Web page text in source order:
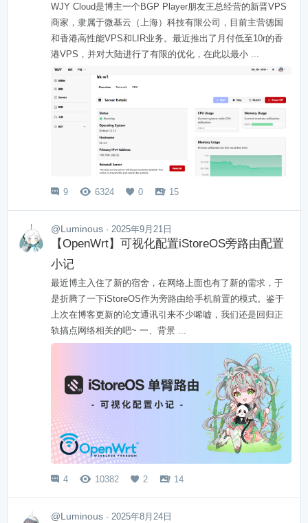
WJY Cloud是博主一个BGP Player朋友王总经营的新晋VPS
商家，隶属于微基云（上海）科技有限公司，目前主营德国
和香港高性能VPS和LIR业务。最近推出了月付低至10r的香
港VPS，并对大陆进行了有限的优化，在此以最小 ...
 9  6324  0  15
@Luminous · 2025年9月21日
【OpenWrt】可视化配置iStoreOS旁路由配置
小记
最近博主入住了新的宿舍，在网络上面也有了新的需求，于
是折腾了一下iStoreOS作为旁路由给手机前置的模式。鉴于
上次在博客更新的论文通讯引来不少唏嘘，我们还是回归正
轨搞点网络相关的吧~ 一、背景 ...
 4  10382  2  14
@Luminous · 2025年8月24日